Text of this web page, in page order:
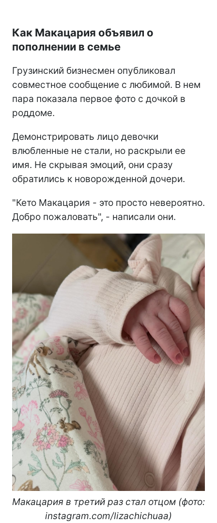
Как Макацария объявил о
пополнении в семье
Грузинский бизнесмен опубликовал
совместное сообщение с любимой. В нем
пара показала первое фото с дочкой в
роддоме.
Демонстрировать лицо девочки
влюбленные не стали, но раскрыли ее
имя. Не скрывая эмоций, они сразу
обратились к новорожденной дочери.
"Кето Макацария - это просто невероятно.
Добро пожаловать", - написали они.
Макацария в третий раз стал отцом (фото:
instagram.com/lizachichuaa)